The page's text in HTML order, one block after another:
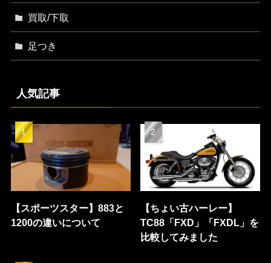
買取/下取
足つき
人気記事
【スポーツスター】883と
1200の違いについて
【ちょい古ハーレー】
TC88「FXD」「FXDL」を
比較してみました